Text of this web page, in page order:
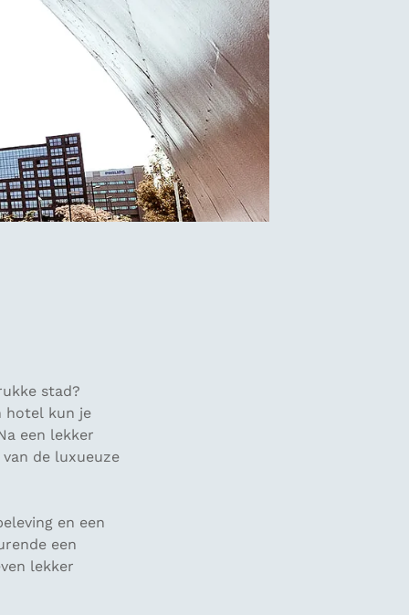
stad?
hotel kun je
een lekker
de luxueuze
en een
een
lekker